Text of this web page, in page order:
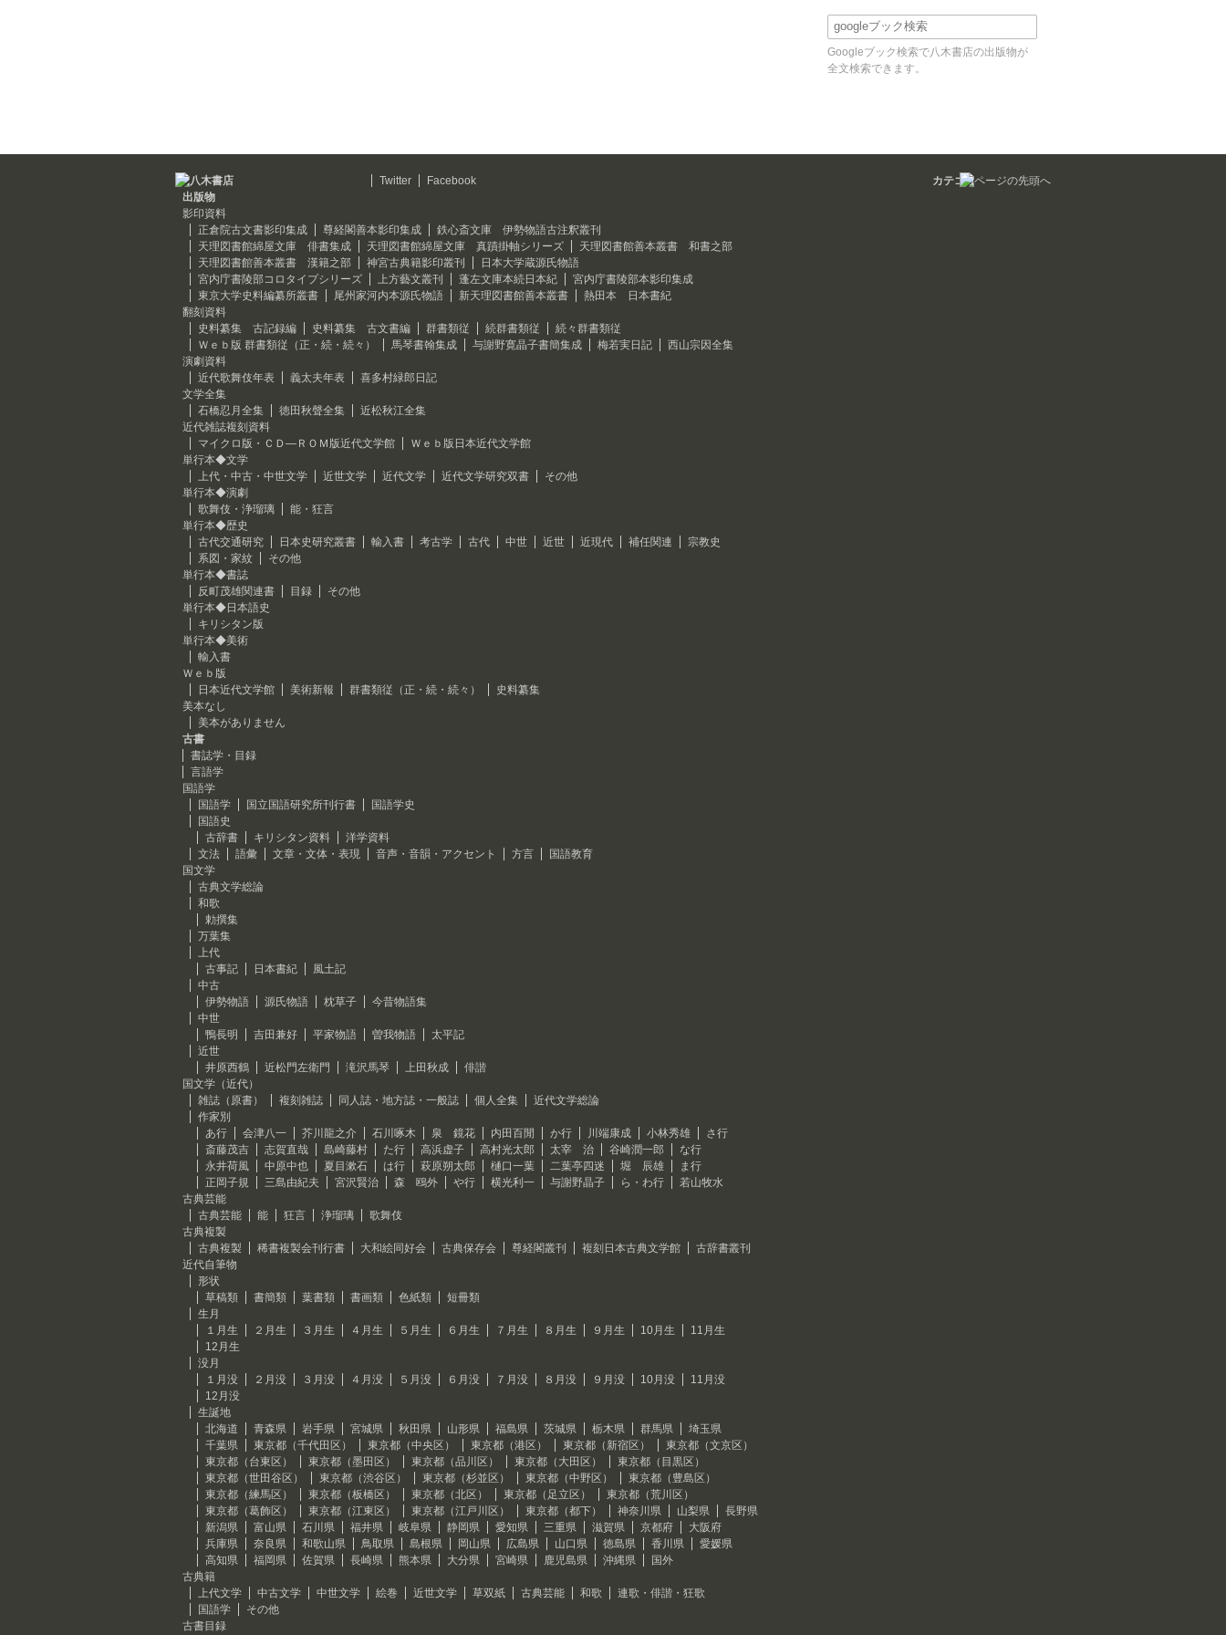
Googleブック検索で八木書店の出版物が
全文検索できます。
Twitter Facebook
カテゴリ
出版物
影印資料
正倉院古文書影印集成
尊経閣善本影印集成
鉄心斎文庫 伊勢物語古注釈叢刊
天理図書館綿屋文庫 俳書集成
天理図書館綿屋文庫 真蹟掛軸シリーズ
天理図書館善本叢書 和書之部
天理図書館善本叢書 漢籍之部
神宮古典籍影印叢刊
日本大学蔵源氏物語
宮内庁書陵部コロタイプシリーズ
上方藝文叢刊 蓬左文庫本続日本紀
宮内庁書陵部本影印集成
東京大学史料編纂所叢書
尾州家河内本源氏物語 新天理図書館善本叢書
熱田本 日本書紀
翻刻資料
史料纂集 古記録編
史料纂集 古文書編 群書類従 続群書類従
続々群書類従
Ｗｅｂ版 群書類従（正・続・続々）
馬琴書翰集成 与謝野寛晶子書簡集成 梅若実日記
西山宗因全集
演劇資料
近代歌舞伎年表
義太夫年表
喜多村緑郎日記
文学全集
石橋忍月全集
徳田秋聲全集
近松秋江全集
近代雑誌複刻資料
マイクロ版・ＣＤ―ＲＯＭ版近代文学館
Ｗｅｂ版日本近代文学館
単行本◆文学
上代・中古・中世文学
近世文学 近代文学 近代文学研究双書
その他
単行本◆演劇
歌舞伎・浄瑠璃
能・狂言
単行本◆歴史
古代交通研究
日本史研究叢書 輸入書 考古学 古代 中世 近世 近現代 補任関連
宗教史
系図・家紋
その他
単行本◆書誌
反町茂雄関連書
目録
その他
単行本◆日本語史
キリシタン版
単行本◆美術
輸入書
Ｗｅｂ版
日本近代文学館
美術新報 群書類従（正・続・続々）
史料纂集
美本なし
美本がありません
古書
書誌学・目録
言語学
国語学
国語学
国立国語研究所刊行書
国語学史
国語史
古辞書
キリシタン資料
洋学資料
文法
語彙 文章・文体・表現 音声・音韻・アクセント 方言
国語教育
国文学
古典文学総論
和歌
勅撰集
万葉集
上代
古事記
日本書紀
風土記
中古
伊勢物語
源氏物語 枕草子
今昔物語集
中世
鴨長明
吉田兼好 平家物語 曽我物語
太平記
近世
井原西鶴
近松門左衛門 滝沢馬琴 上田秋成
俳諧
国文学（近代）
雑誌（原書）
複刻雑誌 同人誌・地方誌・一般誌 個人全集
近代文学総論
作家別
あ行
会津八一 芥川龍之介 石川啄木 泉 鏡花 内田百閒 か行 川端康成 小林秀雄
さ行
斎藤茂吉
志賀直哉 島崎藤村 た行 高浜虚子 高村光太郎 太宰 治 谷崎潤一郎
な行
永井荷風
中原中也 夏目漱石 は行 萩原朔太郎 樋口一葉 二葉亭四迷 堀 辰雄
ま行
正岡子規
三島由紀夫 宮沢賢治 森 鴎外 や行 横光利一 与謝野晶子 ら・わ行
若山牧水
古典芸能
古典芸能
能 狂言 浄瑠璃
歌舞伎
古典複製
古典複製
稀書複製会刊行書 大和絵同好会 古典保存会 尊経閣叢刊 複刻日本古典文学館
古辞書叢刊
近代自筆物
形状
草稿類
書簡類 葉書類 書画類 色紙類
短冊類
生月
１月生
２月生 ３月生 ４月生 ５月生 ６月生 ７月生 ８月生 ９月生 10月生
11月生
12月生
没月
１月没
２月没 ３月没 ４月没 ５月没 ６月没 ７月没 ８月没 ９月没 10月没
11月没
12月没
生誕地
北海道
青森県 岩手県 宮城県 秋田県 山形県 福島県 茨城県 栃木県 群馬県
埼玉県
千葉県
東京都（千代田区） 東京都（中央区） 東京都（港区） 東京都（新宿区）
東京都（文京区）
東京都（台東区）
東京都（墨田区） 東京都（品川区） 東京都（大田区）
東京都（目黒区）
東京都（世田谷区）
東京都（渋谷区） 東京都（杉並区） 東京都（中野区）
東京都（豊島区）
東京都（練馬区）
東京都（板橋区） 東京都（北区） 東京都（足立区）
東京都（荒川区）
東京都（葛飾区）
東京都（江東区） 東京都（江戸川区） 東京都（都下） 神奈川県 山梨県
長野県
新潟県
富山県 石川県 福井県 岐阜県 静岡県 愛知県 三重県 滋賀県 京都府
大阪府
兵庫県
奈良県 和歌山県 鳥取県 島根県 岡山県 広島県 山口県 徳島県 香川県
愛媛県
高知県
福岡県 佐賀県 長崎県 熊本県 大分県 宮崎県 鹿児島県 沖縄県
国外
古典籍
上代文学
中古文学 中世文学 絵巻 近世文学 草双紙 古典芸能 和歌
連歌・俳諧・狂歌
国語学
その他
古書目録